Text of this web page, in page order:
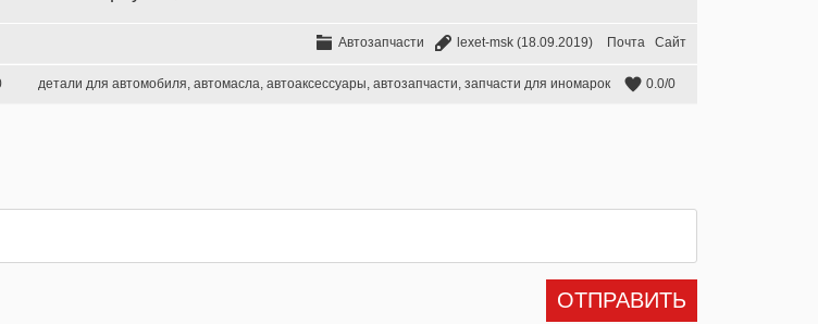
Автозапчасти lexet-msk(18.09.2019) Почта Сайт
детали для автомобиля, автомасла, автоаксессуары, автозапчасти, запчасти для иномарок 0.0/0
ОТПРАВИТЬ